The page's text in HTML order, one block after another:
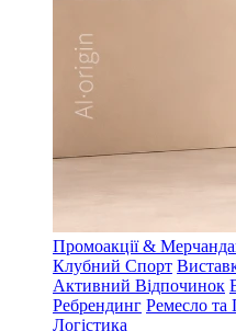
Промоакції &
Клубний Спорт
Активний Відпочинок
Ребрендинг Ремесло та
Логістика